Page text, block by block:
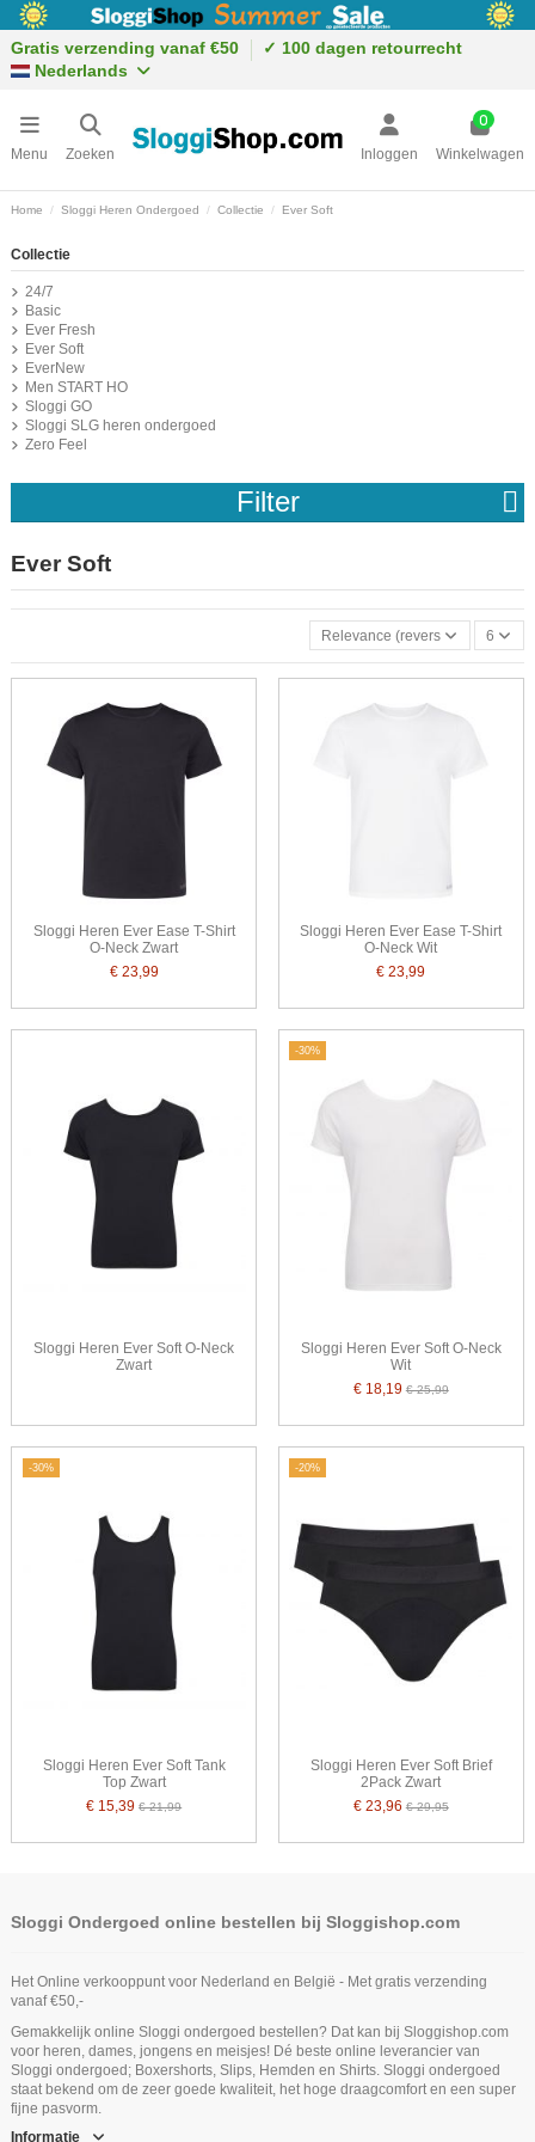
Gratis verzending vanaf €50
✓ 100 dagen retourrecht
Nederlands
Menu Zoeken Inloggen
0
Winkelwagen
Home Sloggi Heren Ondergoed Collectie Ever Soft
Ever Soft
Relevance (reverse) 6
Sloggi Heren Ever Ease T-Shirt
O-Neck Zwart
€ 23,99
Sloggi Heren Ever Ease T-Shirt
O-Neck Wit
€ 23,99
Sloggi Heren Ever Soft O-Neck
Zwart
-30%
Sloggi Heren Ever Soft O-Neck
Wit
€ 18,19€ 25,99
-30%
Sloggi Heren Ever Soft Tank
Top Zwart
€ 15,39€ 21,99
-20%
Sloggi Heren Ever Soft Brief
2Pack Zwart
€ 23,96€ 29,95
Collectie
24/7
Basic
Ever Fresh
Ever Soft
EverNew
Men START HO
Sloggi GO
Sloggi SLG heren ondergoed
Zero Feel
Filter
Sloggi Ondergoed online bestellen bij Sloggishop.com
Het Online verkooppunt voor Nederland en België - Met gratis verzending
vanaf €50,-
Gemakkelijk online Sloggi ondergoed bestellen? Dat kan bij Sloggishop.com
voor heren, dames, jongens en meisjes! Dé beste online leverancier van
Sloggi ondergoed; Boxershorts, Slips, Hemden en Shirts. Sloggi ondergoed
staat bekend om de zeer goede kwaliteit, het hoge draagcomfort en een super
fijne pasvorm.
Informatie